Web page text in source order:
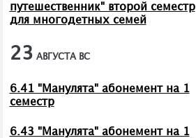
путешественник" второй семестр
для многодетных семей
23 АВГУСТА ВС
6.41 "Манулята" абонемент на 1
семестр
6.43 "Манулята" абонемент на 1